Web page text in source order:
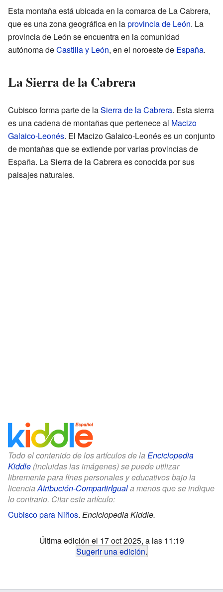
Esta montaña está ubicada en la comarca de La Cabrera,
que es una zona geográfica en laprovincia de León. La
provincia de León se encuentra en la comunidad
autónoma deCastilla y León, en el noroeste de España.
La Sierra de la Cabrera
Cubisco forma parte de laSierra de la Cabrera. Esta sierra
es una cadena de montañas que pertenece al Macizo
Galaico-Leonés. El Macizo Galaico-Leonés es un conjunto
de montañas que se extiende por varias provincias de
España. La Sierra de la Cabrera es conocida por sus
paisajes naturales.
Todo el contenido de los artículos de la Enciclopedia
Kiddle (incluidas las imágenes) se puede utilizar
libremente para fines personales y educativos bajo la
licenciaAtribución-CompartirIguala menos que se indique
lo contrario. Citar este artículo:
Cubisco para Niños. Enciclopedia Kiddle.
Última edición el 17 oct 2025, a las 11:19
Sugerir una edición.